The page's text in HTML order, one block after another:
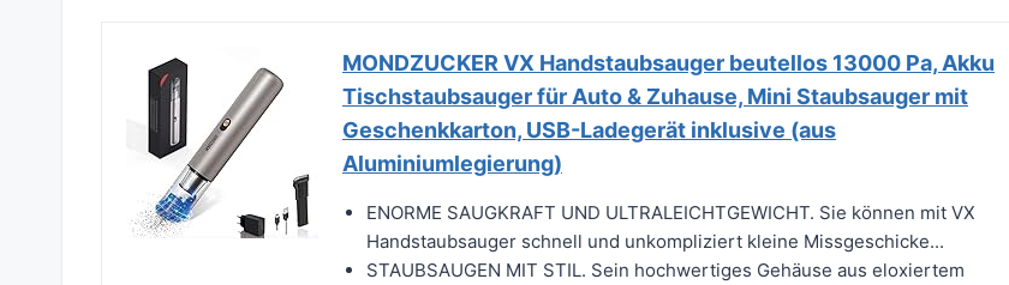
MONDZUCKER VX Handstaubsauger beutellos 13000 Pa, Akku
Tischstaubsauger für Auto & Zuhause, Mini Staubsauger mit
Geschenkkarton, USB-Ladegerät inklusive (aus
Aluminiumlegierung)
ENORME SAUGKRAFT UND ULTRALEICHTGEWICHT. Sie können mit VX
Handstaubsauger schnell und unkompliziert kleine Missgeschicke...
STAUBSAUGEN MIT STIL. Sein hochwertiges Gehäuse aus eloxiertem